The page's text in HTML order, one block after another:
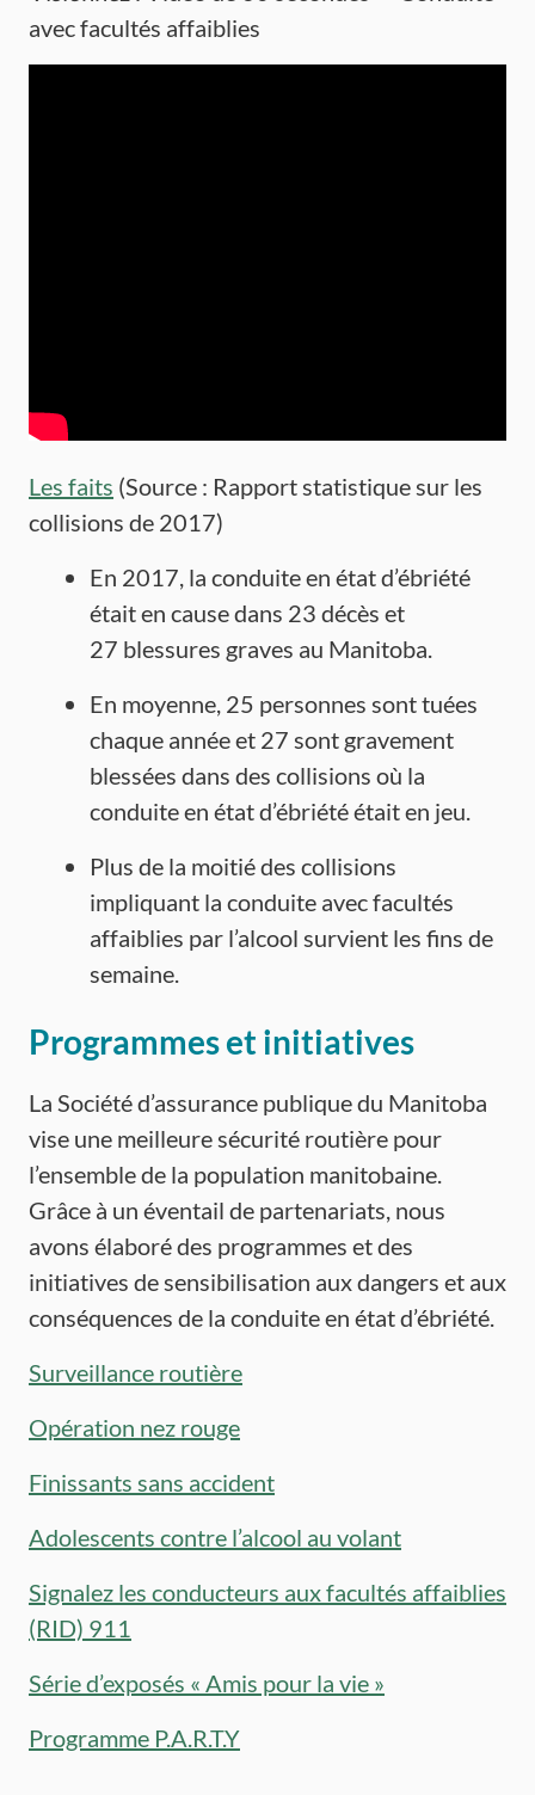
avec facultés affaiblies
Les faits (Source : Rapport statistique sur les
collisions de 2017)
En 2017, la conduite en état d’ébriété
était en cause dans 23 décès et
27 blessures graves au Manitoba.
En moyenne, 25 personnes sont tuées
chaque année et 27 sont gravement
blessées dans des collisions où la
conduite en état d’ébriété était en jeu.
Plus de la moitié des collisions
impliquant la conduite avec facultés
affaiblies par l’alcool survient les fins de
semaine.
Programmes et initiatives
La Société d’assurance publique du Manitoba
vise une meilleure sécurité routière pour
l’ensemble de la population manitobaine.
Grâce à un éventail de partenariats, nous
avons élaboré des programmes et des
initiatives de sensibilisation aux dangers et aux
conséquences de la conduite en état d’ébriété.
Surveillance routière
Opération nez rouge
Finissants sans accident
Adolescents contre l’alcool au volant
Signalez les conducteurs aux facultés affaiblies
(RID) 911
Série d’exposés « Amis pour la vie »
Programme P.A.R.T.Y